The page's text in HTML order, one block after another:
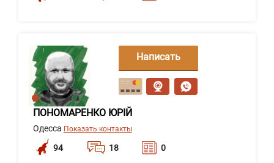
ПОНОМАРЕНКО ЮРІЙ
Одесса Показать контакты
94 18 0
Написать
сообщение